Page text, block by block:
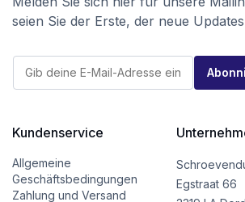
seien Sie der Erste, der neue
a
E
M
a
i
E
M
lKundenservice
Allgemeine
Geschäftsbedingungen
Zahlung und Versand
Egstraat 66